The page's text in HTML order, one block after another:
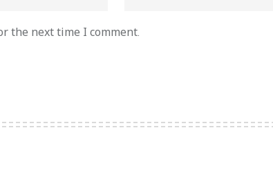
the next time I comment.